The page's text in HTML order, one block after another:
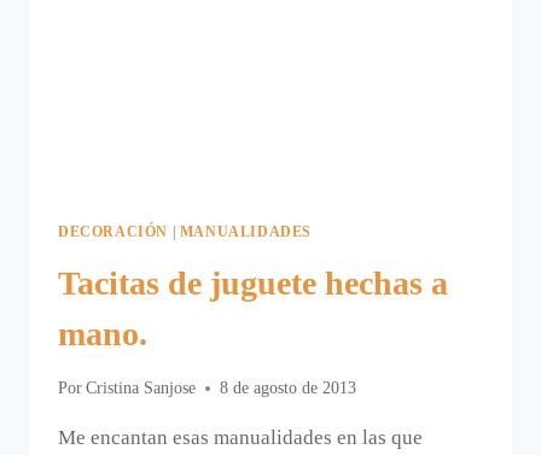
DECORACIÓN | MANUALIDADES
Tacitas de juguete hechas a
mano.
Por Cristina Sanjose 8 de agosto de 2013
Me encantan esas manualidades en las que